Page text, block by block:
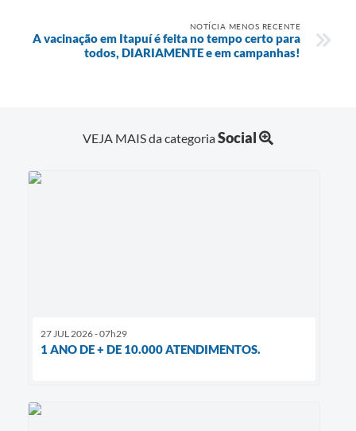
NOTÍCIA MENOS RECENTE
A vacinação em Itapuí é feita no tempo certo para
todos, DIARIAMENTE e em campanhas!
VEJA MAIS da categoriaSocial
27 JUL 2026 - 07h29
1 ANO DE + DE 10.000 ATENDIMENTOS.